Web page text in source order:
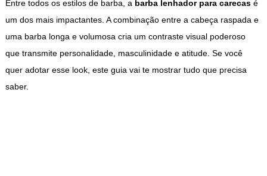
Entre todos os estilos de barba, a barba lenhador para carecasé
um dos mais impactantes. A combinação entre a cabeça raspada e
uma barba longa e volumosa cria um contraste visual poderoso
que transmite personalidade, masculinidade e atitude. Se você
quer adotar esse look, este guia vai te mostrar tudo que precisa
saber.